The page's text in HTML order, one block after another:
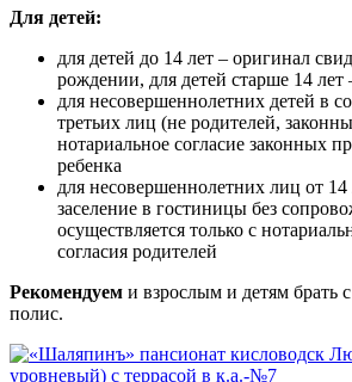
Для детей:
для детей до 14 лет – оригинал
рождении, для детей старше 14 лет
для несовершеннолетних детей в
третьих лиц (не родителей,
нотариальное согласие законных
ребенка
для несовершеннолетних лиц от 14
заселение в гостиницы без
осуществляется только с
согласия родителей
Рекомендуем и взрослым и детям брать
полис.